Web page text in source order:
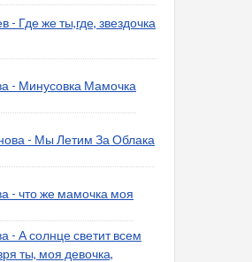
- Где же ты,где, звездочка
- Минусовка Мамочка
- Мы Летим За Облака
- что же мамочка моя
- А солнце светит всем
ты, моя девочка,